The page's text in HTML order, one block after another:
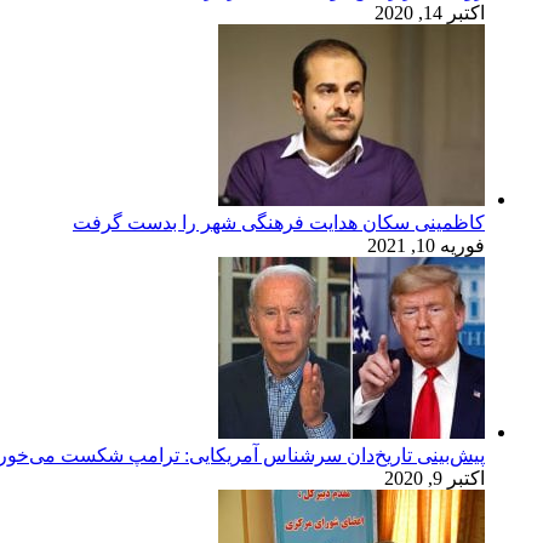
اکتبر 14, 2020
کاظمینی سکان هدایت فرهنگی شهر را بدست گرفت
فوریه 10, 2021
پیش‌بینی تاریخ‌دان سرشناس آمریکایی: ترامپ شکست
اکتبر 9, 2020